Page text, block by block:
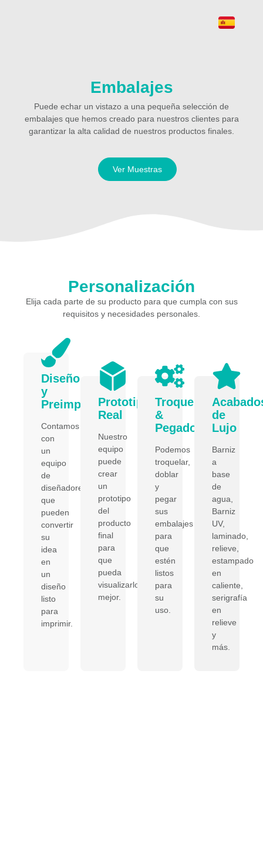
Embalajes
Puede echar un vistazo a una pequeña selección de
embalajes que hemos creado para nuestros clientes para
garantizar la alta calidad de nuestros productos finales.
Ver Muestras
Personalización
Elija cada parte de su producto para que cumpla con sus
requisitos y necesidades personales.
Diseño
y
Preimpresión
Contamos
con
un
equipo
de
diseñadores
que
pueden
convertir
su
idea
en
un
diseño
listo
para
imprimir.
Prototipo
Real
Nuestro
equipo
puede
crear
un
prototipo
del
producto
final
para
que
pueda
visualizarlo
mejor.
Troquelado
&
Pegado
Podemos
troquelar,
doblar
y
pegar
sus
embalajes
para
que
estén
listos
para
su
uso.
de
Lujo
Barniz
a
base
de
agua,
Barniz
UV,
laminado,
relieve,
estampado
en
caliente,
serigrafía
en
relieve
y
más.